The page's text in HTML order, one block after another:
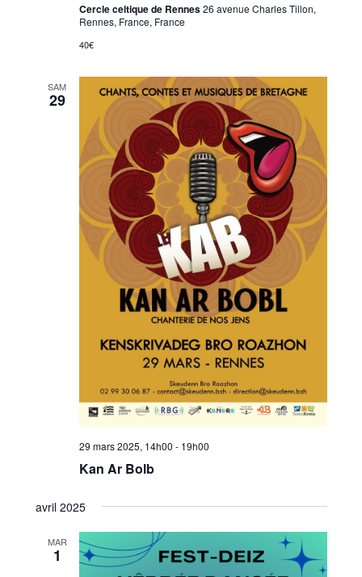
Cercle celtique de Rennes26 avenue Charles Tillon,
Rennes, France, France
40€
SAM
29
29 mars 2025, 14h00 - 19h00
Kan Ar Bolb
avril 2025
MAR
1